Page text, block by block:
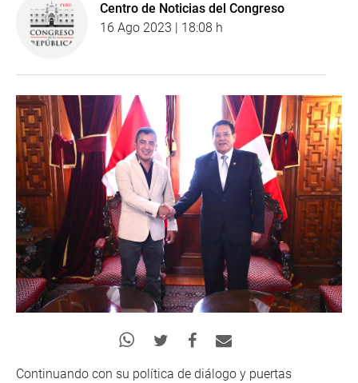
Centro de Noticias del Congreso
16 Ago 2023 | 18:08 h
Continuando con su política de diálogo y puertas